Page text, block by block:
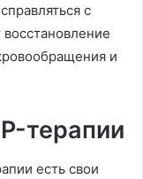
с
и
терапии
есть свои